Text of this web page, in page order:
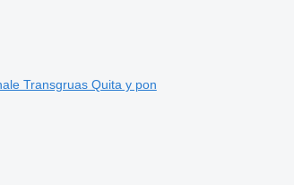
Transgruas Quita y pon